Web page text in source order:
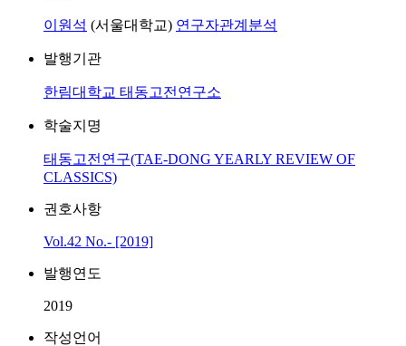
이원석 (서울대학교) 연구자관계분석
발행기관
한림대학교 태동고전연구소
학술지명
태동고전연구(TAE-DONG YEARLY REVIEW OF
CLASSICS)
권호사항
Vol.42 No.- [2019]
발행연도
2019
작성언어